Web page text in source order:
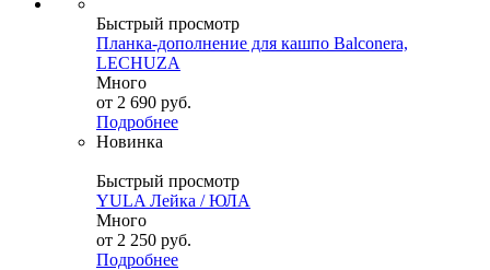
Быстрый просмотр
Планка-дополнение для кашпо Balconera,
LECHUZA
Много
от 2 690 руб.
Подробнее
Новинка
Быстрый просмотр
YULA Лейка / ЮЛА
Много
от 2 250 руб.
Подробнее